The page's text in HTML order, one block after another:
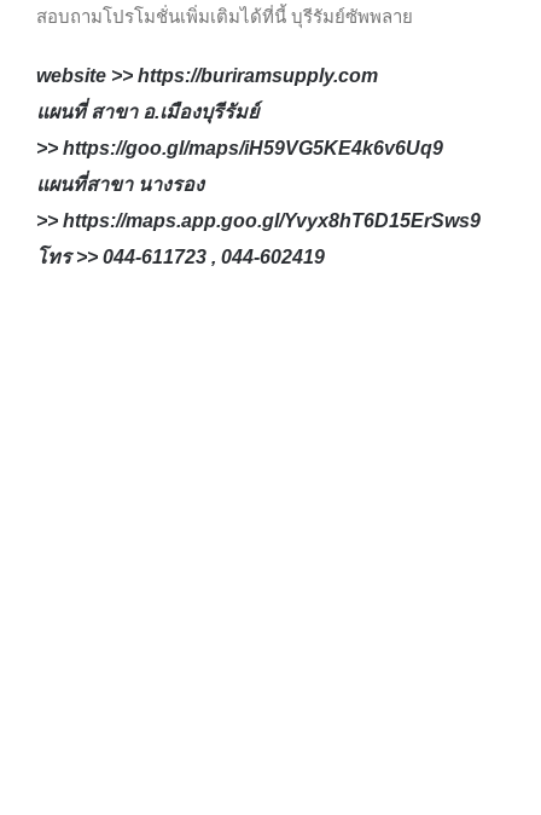
สอบถามโปรโมชั่นเพิ่มเติมได้ที่นี้ บุรีรัมย์ซัพพลาย
website >> https://buriramsupply.com
แผนที่ สาขา อ.เมืองบุรีรัมย์
>> https://goo.gl/maps/iH59VG5KE4k6v6Uq9
แผนที่สาขา นางรอง
>> https://maps.app.goo.gl/Yvyx8hT6D15ErSws9
โทร >> 044-611723 , 044-602419